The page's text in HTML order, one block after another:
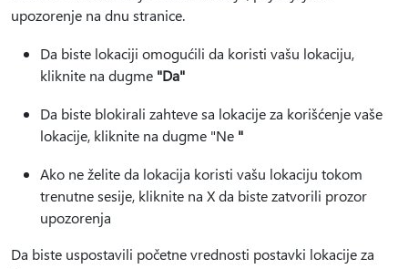
upozorenje na dnu stranice.
Da biste lokaciji omogućili da koristi vašu lokaciju,
kliknite na dugme "Da"
Da biste blokirali zahteve sa lokacije za korišćenje vaše
lokacije, kliknite na dugme "Ne "
Ako ne želite da lokacija koristi vašu lokaciju tokom
trenutne sesije, kliknite na X da biste zatvorili prozor
upozorenja
Da biste uspostavili početne vrednosti postavki lokacije za